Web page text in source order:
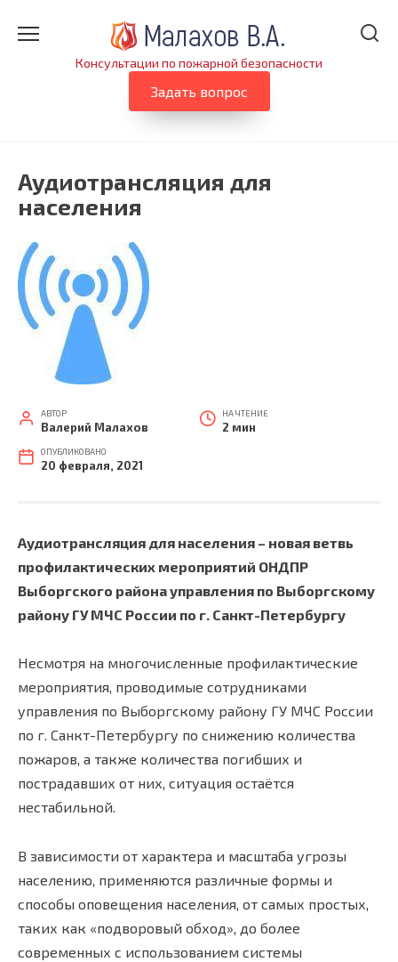
Консультации по пожарной безопасности
Задать вопрос
Аудиотрансляция для
населения
АВТОР
Валерий Малахов
НА ЧТЕНИЕ
2 мин
ОПУБЛИКОВАНО
20 февраля, 2021
Аудиотрансляция для населения – новая ветвь
профилактических мероприятий ОНДПР
Выборгского района управления по Выборгскому
району ГУ МЧС России по г. Санкт-Петербургу
Несмотря на многочисленные профилактические
мероприятия, проводимые сотрудниками
управления по Выборгскому району ГУ МЧС России
по г. Санкт-Петербургу по снижению количества
пожаров, а также количества погибших и
пострадавших от них, ситуация остаётся
нестабильной.
В зависимости от характера и масштаба угрозы
населению, применяются различные формы и
способы оповещения населения, от самых простых,
таких как «подворовый обход», до более
современных с использованием системы